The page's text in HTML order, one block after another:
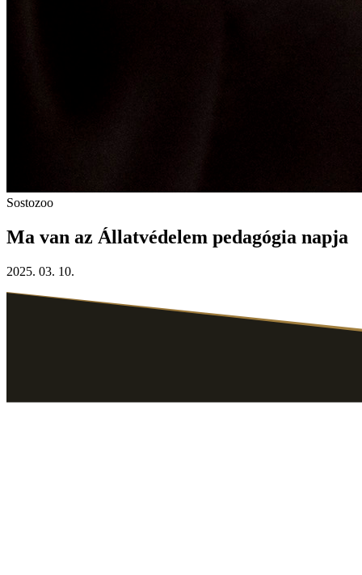
Sostozoo
Ma van az Állatvédelem pedagógia napja
2025. 03. 10.